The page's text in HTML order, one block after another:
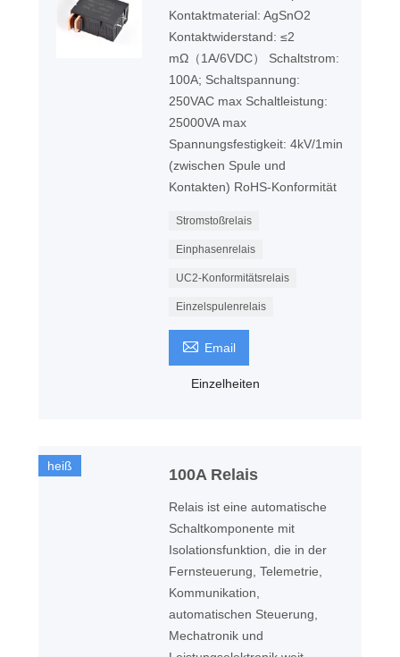
Kontaktmaterial: AgSnO2
Kontaktwiderstand: ≤2
mΩ（1A/6VDC） Schaltstrom:
100A; Schaltspannung:
250VAC max Schaltleistung:
25000VA max
Spannungsfestigkeit: 4kV/1min
(zwischen Spule und
Kontakten) RoHS-Konformität
Stromstoßrelais
Einphasenrelais
UC2-Konformitätsrelais
Einzelspulenrelais
 Email
Einzelheiten
heiß 100A Relais
Relais ist eine automatische
Schaltkomponente mit
Isolationsfunktion, die in der
Fernsteuerung, Telemetrie,
Kommunikation,
automatischen Steuerung,
Mechatronik und